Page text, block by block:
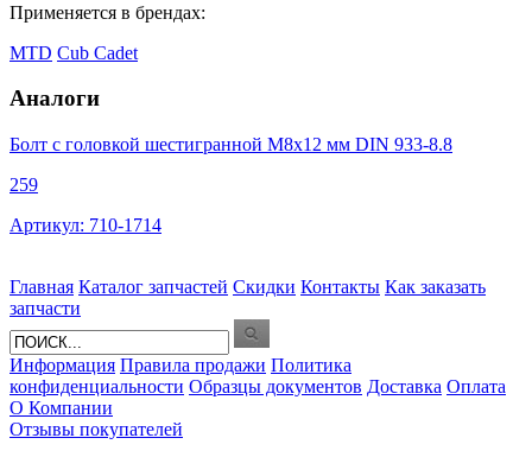
Применяется в брендах:
MTD Cub Cadet
Аналоги
Болт с головкой шестигранной M8х12 мм DIN 933-8.8
259
Артикул: 710-1714
Главная Каталог запчастей Скидки Контакты Как заказать
запчасти
Информация Правила продажи Политика
конфиденциальности Образцы документов Доставка Оплата
О Компании
Отзывы покупателей